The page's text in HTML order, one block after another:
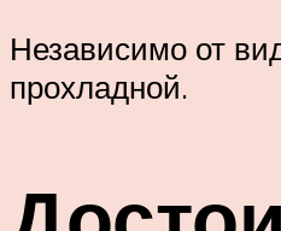
Независимо от
прохладной.